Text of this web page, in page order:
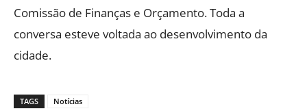
Comissão de Finanças e Orçamento. Toda a
conversa esteve voltada ao desenvolvimento da
cidade.
TAGS Notícias